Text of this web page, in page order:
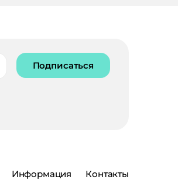
Подписаться
Информация Контакты